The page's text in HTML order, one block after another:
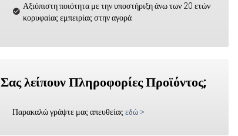
Αξιόπιστη ποιότητα με την υποστήριξη άνω των 20 ετών
κορυφαίας εμπειρίας στην αγορά
Σας λείπουν Πληροφορίες Προϊόντος;
Παρακαλώ γράψτε μας απευθείας εδώ >